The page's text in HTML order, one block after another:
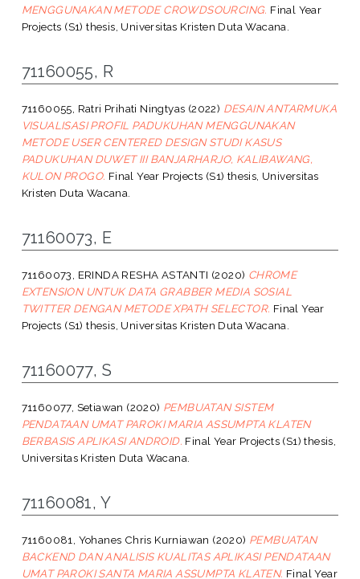
MENGGUNAKAN METODE CROWDSOURCING. Final Year
Projects (S1) thesis, Universitas Kristen Duta Wacana.
71160055, R
71160055, Ratri Prihati Ningtyas (2022) DESAIN ANTARMUKA
VISUALISASI PROFIL PADUKUHAN MENGGUNAKAN
METODE USER CENTERED DESIGN STUDI KASUS
PADUKUHAN DUWET III BANJARHARJO, KALIBAWANG,
KULON PROGO. Final Year Projects (S1) thesis, Universitas
Kristen Duta Wacana.
71160073, E
71160073, ERINDA RESHA ASTANTI (2020) CHROME
EXTENSION UNTUK DATA GRABBER MEDIA SOSIAL
TWITTER DENGAN METODE XPATH SELECTOR. Final Year
Projects (S1) thesis, Universitas Kristen Duta Wacana.
71160077, S
71160077, Setiawan (2020) PEMBUATAN SISTEM
PENDATAAN UMAT PAROKI MARIA ASSUMPTA KLATEN
BERBASIS APLIKASI ANDROID. Final Year Projects (S1) thesis,
Universitas Kristen Duta Wacana.
71160081, Y
71160081, Yohanes Chris Kurniawan (2020) PEMBUATAN
BACKEND DAN ANALISIS KUALITAS APLIKASI PENDATAAN
UMAT PAROKI SANTA MARIA ASSUMPTA KLATEN. Final Year